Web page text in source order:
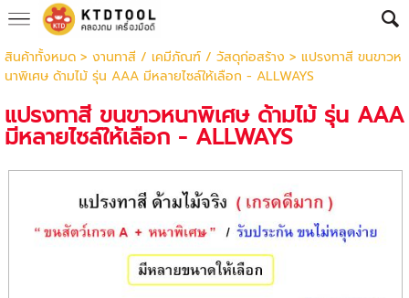
สินค้าทั้งหมด> งานทาสี / เคมีภัณฑ์ / วัสดุก่อสร้าง > แปรงทาสี ขนขาวห
นาพิเศษ ด้ามไม้ รุ่น AAA มีหลายไซล์ให้เลือก - ALLWAYS
แปรงทาสี ขนขาวหนาพิเศษ ด้ามไม้ รุ่น AAA
มีหลายไซล์ให้เลือก - ALLWAYS